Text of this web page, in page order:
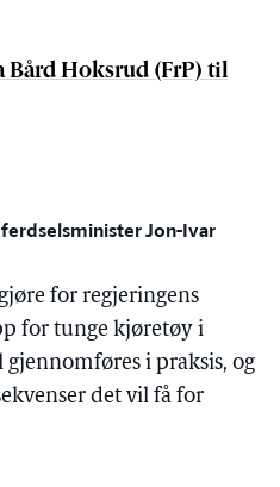
Bård Hoksrud (FrP) til
Jon-Ivar
for regjeringens
for tunge kjøretøy i
i praksis, og
det vil få for